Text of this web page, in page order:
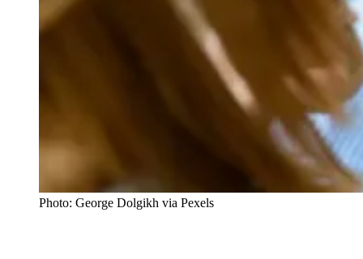
Photo: George Dolgikh via Pexels